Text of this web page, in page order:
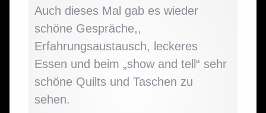
Auch dieses Mal gab es wieder
schöne Gespräche,,
Erfahrungsaustausch, leckeres
Essen und beim „show and tell“ sehr
schöne Quilts und Taschen zu
sehen.